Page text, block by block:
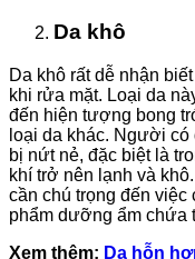
Da khô
Da khô rất dễ nhận
khi rửa mặt. Loại da
đến hiện tượng bong
loại da khác. Người
bị nứt nẻ, đặc biệt là
khí trở nên lạnh và
cần chú trọng đến việc
phẩm dưỡng ẩm chứa
Xem thêm: Da hỗn